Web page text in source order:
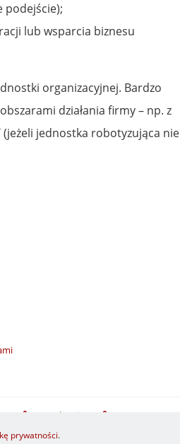
podejście);
lub wsparcia biznesu
organizacyjnej. Bardzo
działania firmy – np. z
(jeżeli jednostka robotyzująca nie
Regulamin
prywatności.